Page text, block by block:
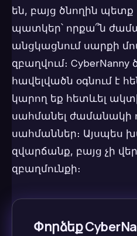
են, բայց ծնողին
պատկեր՝ որքա՞ն
անցկացնում սարքի
զբաղվում։
հավելվածն օգնում է
կարող եք հետևել
սահմանել ժամանակի
սահմաններ։ Այսպես
զվարճանք, բայց չի
զբաղմունքի։
Փորձեք